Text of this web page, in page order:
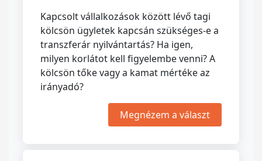
Kapcsolt vállalkozások között lévő tagi
kölcsön ügyletek kapcsán szükséges-e a
transzferár nyilvántartás? Ha igen,
milyen korlátot kell figyelembe venni? A
kölcsön tőke vagy a kamat mértéke az
irányadó?
Megnézem a választ